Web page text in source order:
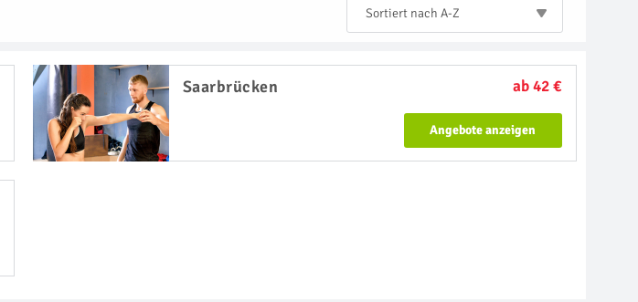
Sortiert nach A-Z
Saarbrücken ab 42 €
Angebote anzeigen